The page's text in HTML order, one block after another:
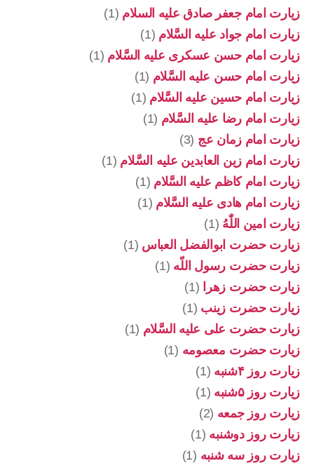
زیارت امام جعفر صادق علیه السلام (1)
زیارت امام جواد علیه السَّلام (1)
زیارت امام حسن عسکری علیه السَّلام (1)
زیارت امام حسن علیه السَّلام (1)
زیارت امام حسین علیه السَّلام (1)
زیارت امام رضا علیه السَّلام (1)
زیارت امام زمان عج (3)
زیارت امام زین العابدین علیه السَّلام (1)
زیارت امام کاظم علیه السَّلام (1)
زیارت امام هادی علیه السَّلام (1)
زیارت امین اللّٰهُ (1)
زیارت حضرت ابوالفضل العباس (1)
زیارت حضرت رسول اللّه (1)
زیارت حضرت زهرا
(1)
زیارت حضرت زینب (1)
زیارت حضرت علی علیه السَّلام (1)
زیارت حضرت معصومه (1)
زیارت روز ۴شنبه
(1)
زیارت روز ۵شنبه
(1)
زیارت روز جمعه (2)
زیارت روز دوشنبه (1)
زیارت روز سه شنبه (1)